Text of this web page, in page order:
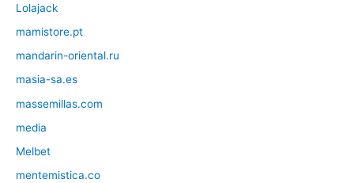
Lolajack
mamistore.pt
mandarin-oriental.ru
masia-sa.es
massemillas.com
media
Melbet
mentemistica.co